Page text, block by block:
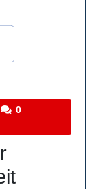
stefanocoletti
0